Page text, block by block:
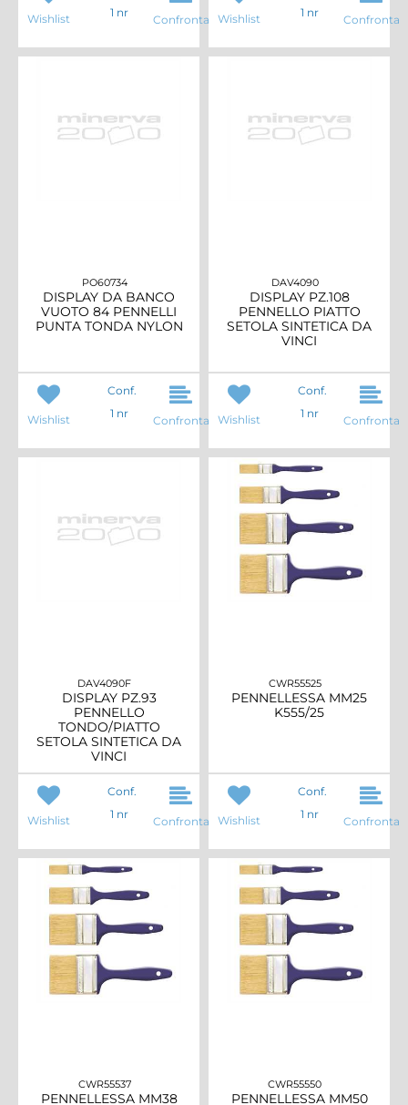
Wishlist
1 nr
Confronta Wishlist
1 nr
Confronta
PO60734
DISPLAY DA BANCO
VUOTO 84 PENNELLI
PUNTA TONDA NYLON
Wishlist
Conf.
1 nr
Confronta
DAV4090
DISPLAY PZ.108
PENNELLO PIATTO
SETOLA SINTETICA DA
VINCI
Wishlist
Conf.
1 nr
Confronta
DAV4090F
DISPLAY PZ.93
PENNELLO
TONDO/PIATTO
SETOLA SINTETICA DA
VINCI
Wishlist
Conf.
1 nr
Confronta
CWR55525
PENNELLESSA MM25
K555/25
Wishlist
Conf.
1 nr
Confronta
CWR55537
PENNELLESSA MM38
CWR55550
PENNELLESSA MM50